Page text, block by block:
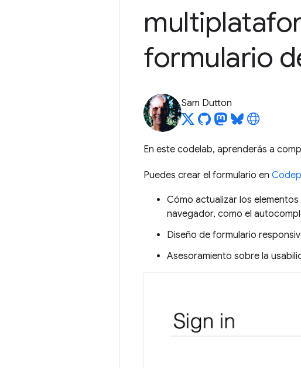
formulario
Sam Dutton
En este codelab, aprenderás a
Puedes crear el formulario en
Cómo actualizar los
navegador, como el
Diseño de formulario
Asesoramiento sobre la